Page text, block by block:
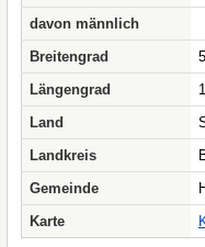
davon männlich
Breitengrad
Längengrad
Land
Landkreis
Gemeinde
Karte